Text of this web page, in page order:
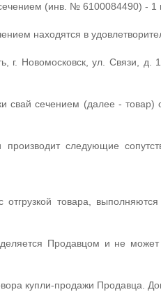
(инв. № 6100084490) - 1
находятся в
г. Новомосковск, ул. Связи,
свай сечением (далее - товар)
следующие
товара,
Продавцом и не
купли-продажи Продавца.